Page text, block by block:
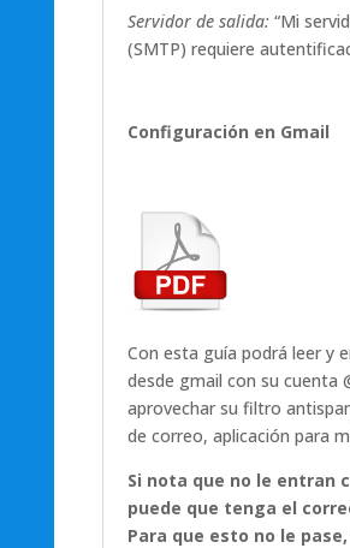
Servidor de salida: “Mi
(SMTP) requiere
Configuración en Gmail
Con esta guía podrá leer y
desde gmail con su cuenta
aprovechar su filtro
de correo, aplicación para
Si nota que no le entran
puede que tenga el
Para que esto no le pase,